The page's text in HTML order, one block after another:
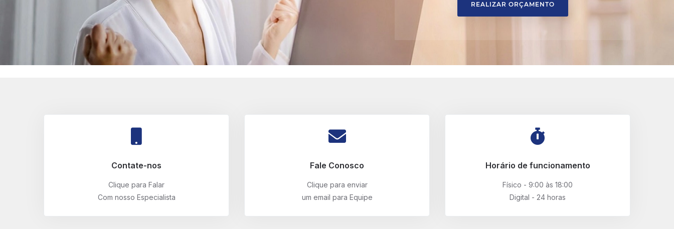
REALIZAR ORÇAMENTO
Contate-nos
Clique para Falar
Com nosso Especialista
Fale Conosco
Clique para enviar
um email para Equipe
Horário de funcionamento
Físico - 9:00 às 18:00
Digital - 24 horas